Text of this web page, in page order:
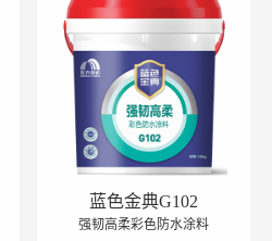
蓝色金典G102
强韧高柔彩色防水涂料